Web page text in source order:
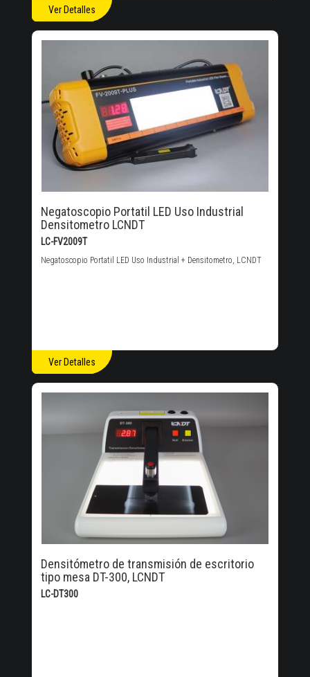
Ver Detalles
Negatoscopio Portatil LED Uso Industrial
Densitometro LCNDT
LC-FV2009T
Negatoscopio Portatil LED Uso Industrial + Densitometro, LCNDT
Ver Detalles
Densitómetro de transmisión de escritorio
tipo mesa DT-300, LCNDT
LC-DT300